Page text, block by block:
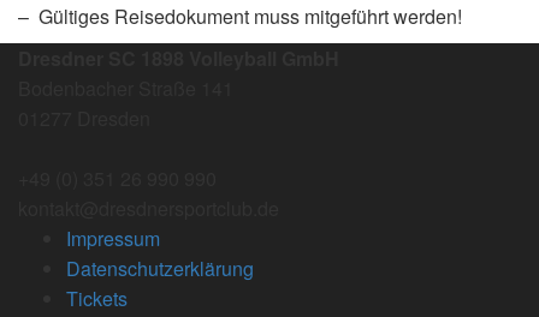
– Gültiges Reisedokument muss mitgeführt werden!
Impressum
Datenschutzerklärung
Tickets